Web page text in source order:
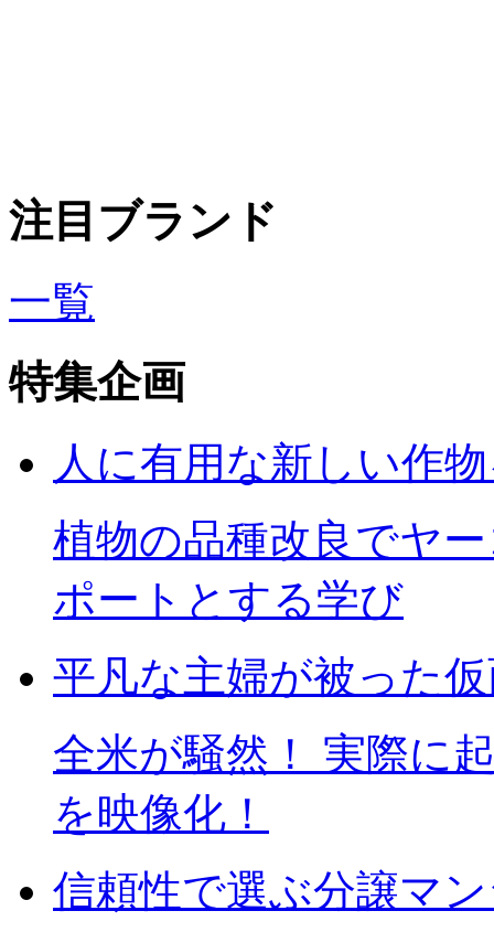
注目ブランド
一覧
特集企画
人に有用な新しい作
植物の品種改良でヤ
ポートとする学び
平凡な主婦が被った
全米が騒然！ 実際に
を映像化！
信頼性で選ぶ分譲マ